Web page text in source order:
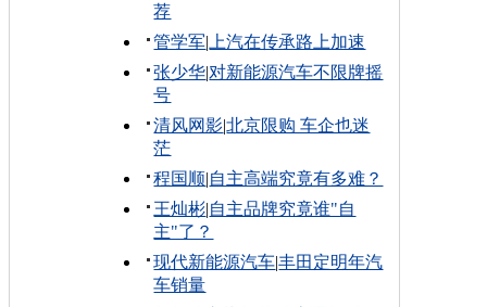
荐
管学军| 上汽在传承路上加速
张少华|对新能源汽车不限牌摇
号
清风网影|北京限购 车企也迷
茫
程国顺|自主高端究竟有多难？
王灿彬|自主品牌究竟谁"自
主"了？
现代新能源汽车|丰田定明年汽
车销量